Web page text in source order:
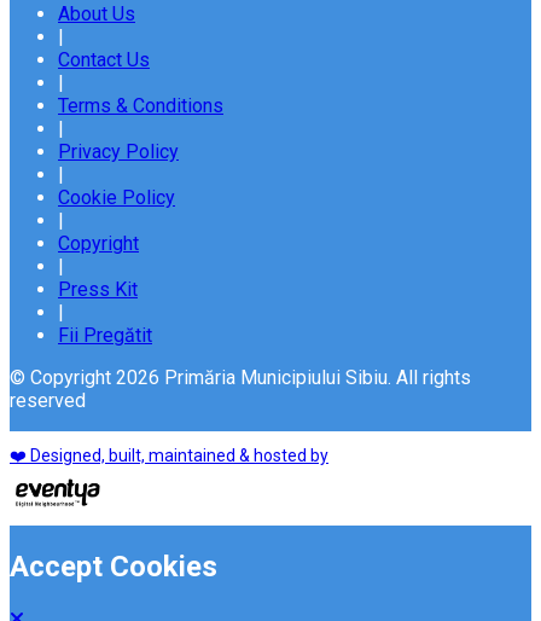
About Us
|
Contact Us
|
Terms & Conditions
|
Privacy Policy
|
Cookie Policy
|
Copyright
|
Press Kit
|
Fii Pregătit
© Copyright 2026 Primăria Municipiului Sibiu. All rights
reserved
❤️ Designed, built, maintained & hosted by
Accept Cookies